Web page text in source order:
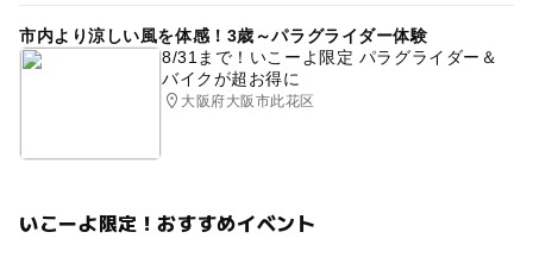
市内より涼しい風を体感！3歳～パラグライダー体験
8/31まで！いこーよ限定 パラグライダー＆
バイクが超お得に
大阪府大阪市此花区
いこーよ限定！おすすめイベント